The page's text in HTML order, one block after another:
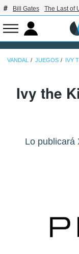
Bill Gates The Last of
VANDAL JUEGOS IVY
Ivy the
Lo publicará